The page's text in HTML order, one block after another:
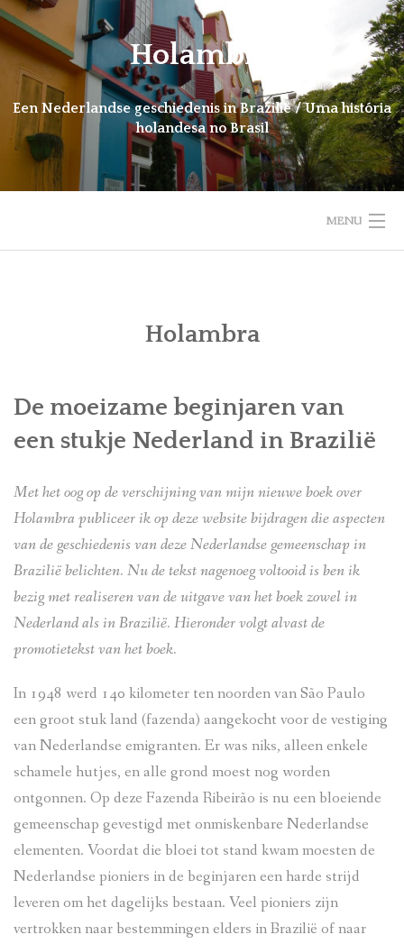
Ga
naar
de
inhoud
Holambra
Een Nederlandse geschiedenis in Brazilië / Uma história
holandesa no Brasil
MENU
PORTUGUÊS
ENGLISH
LINKS
LITERATUUR
VIDEO’S
Holambra
De moeizame beginjaren van
een stukje Nederland in Brazilië
Met het oog op de verschijning van mijn nieuwe boek over
Holambra publiceer ik op deze website bijdragen die aspecten
van de geschiedenis van deze Nederlandse gemeenschap in
Brazilië belichten. Nu de tekst nagenoeg voltooid is ben ik
bezig met realiseren van de uitgave van het boek zowel in
Nederland als in Brazilië. Hieronder volgt alvast de
promotietekst van het boek.
In 1948 werd 140 kilometer ten noorden van São Paulo
een groot stuk land (fazenda) aangekocht voor de vestiging
van Nederlandse emigranten. Er was niks, alleen enkele
schamele hutjes, en alle grond moest nog worden
ontgonnen. Op deze Fazenda Ribeirão is nu een bloeiende
gemeenschap gevestigd met onmiskenbare Nederlandse
elementen. Voordat die bloei tot stand kwam moesten de
Nederlandse pioniers in de beginjaren een harde strijd
leveren om het dagelijks bestaan. Veel pioniers zijn
vertrokken naar bestemmingen elders in Brazilië of naar